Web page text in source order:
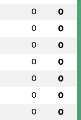
0 0
0 0
0 0
0 0
0 0
0 0
0 0